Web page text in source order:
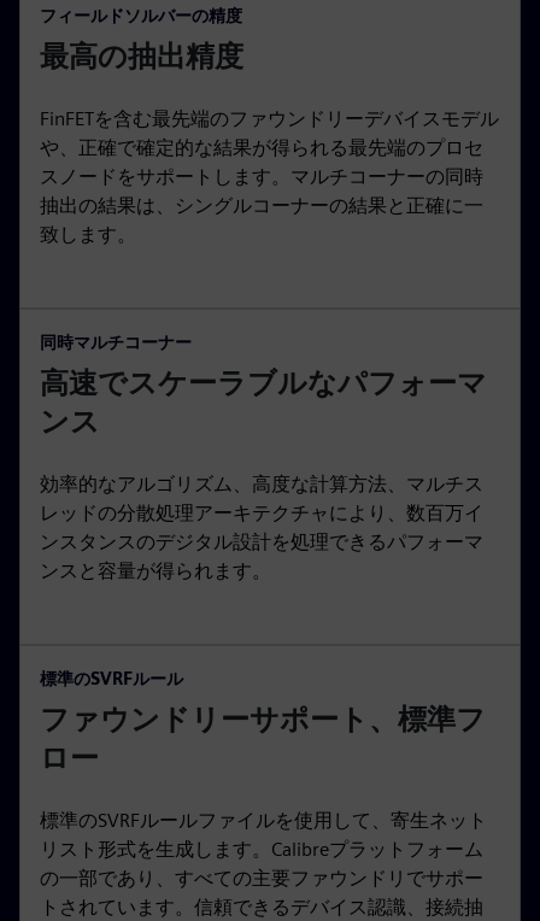
フィールドソルバーの精度
最高の抽出精度
FinFETを含む最先端のファウンドリーデバイスモデル
や、正確で確定的な結果が得られる最先端のプロセ
スノードをサポートします。マルチコーナーの同時
抽出の結果は、シングルコーナーの結果と正確に一
致します。
同時マルチコーナー
高速でスケーラブルなパフォーマ
ンス
効率的なアルゴリズム、高度な計算方法、マルチス
レッドの分散処理アーキテクチャにより、数百万イ
ンスタンスのデジタル設計を処理できるパフォーマ
ンスと容量が得られます。
標準のSVRFルール
ファウンドリーサポート、標準フ
ロー
標準のSVRFルールファイルを使用して、寄生ネット
リスト形式を生成します。Calibreプラットフォーム
の一部であり、すべての主要ファウンドリでサポー
トされています。信頼できるデバイス認識、接続抽